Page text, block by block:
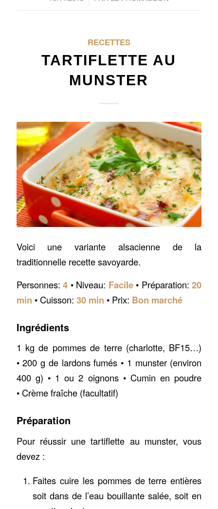
RECETTES
TARTIFLETTE AU
MUNSTER
Voici une variante alsacienne de la
traditionnelle recette savoyarde.
Personnes:4 • Niveau: Facile• Préparation:20
min • Cuisson: 30 min • Prix: Bon marché
Ingrédients
1 kg de pommes de terre (charlotte, BF15…)
• 200 g de lardons fumés • 1 munster (environ
400 g) • 1 ou 2 oignons • Cumin en poudre
• Crème fraîche (facultatif)
Préparation
Pour réussir une tartiflette au munster, vous
devez :
Faites cuire les pommes de terre entières
soit dans de l’eau bouillante salée, soit en